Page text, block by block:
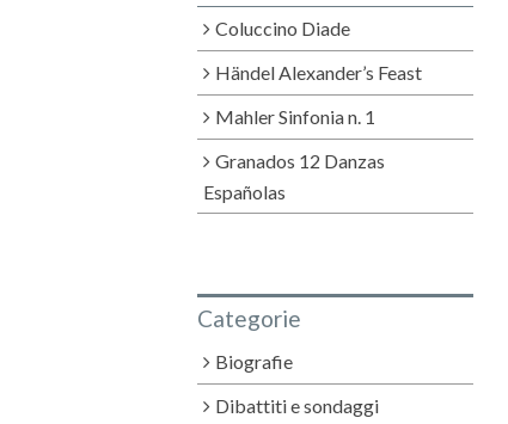
Coluccino Diade
Händel Alexander’s Feast
Mahler Sinfonia n. 1
Granados 12 Danzas
Españolas
Categorie
Biografie
Dibattiti e sondaggi